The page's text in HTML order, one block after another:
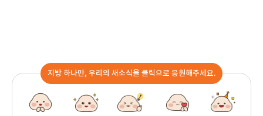
지방 하나만, 우리의 새소식을 클릭으로 응원해주세요.